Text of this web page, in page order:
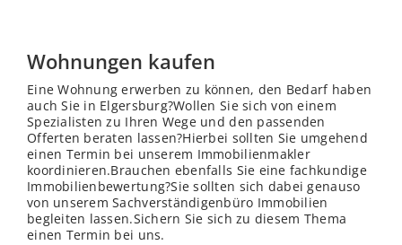
Wohnungen kaufen
Eine Wohnung erwerben zu können, den Bedarf haben
auch Sie in Elgersburg?Wollen Sie sich von einem
Spezialisten zu Ihren Wege und den passenden
Offerten beraten lassen?Hierbei sollten Sie umgehend
einen Termin bei unserem Immobilienmakler
koordinieren.Brauchen ebenfalls Sie eine fachkundige
Immobilienbewertung?Sie sollten sich dabei genauso
von unserem Sachverständigenbüro Immobilien
begleiten lassen.Sichern Sie sich zu diesem Thema
einen Termin bei uns.